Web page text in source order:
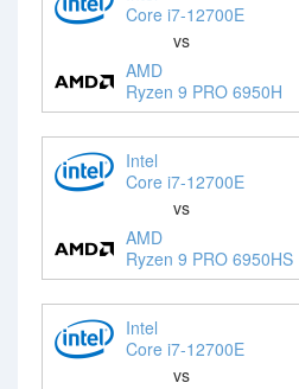
Core i7-12700E
vs
AMD
Ryzen 9 PRO 6950H
Intel
Core i7-12700E
vs
AMD
Ryzen 9 PRO 6950HS
Intel
Core i7-12700E
vs